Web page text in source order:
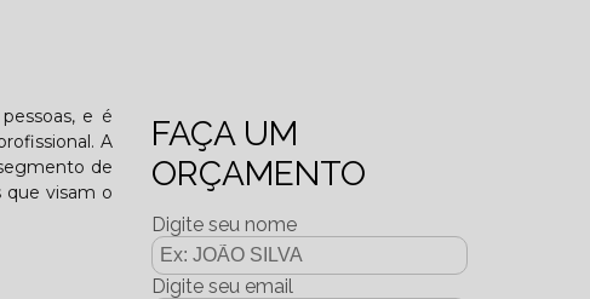
e é
A
de
que visam o
FAÇA UM
ORÇAMENTO
Digite seu nome
Digite seu email